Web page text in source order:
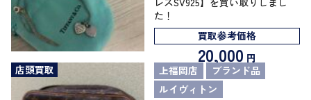
た！
買取参考価格
20,000 円
店頭買取
上福岡店
ブランド品
ルイヴィトン